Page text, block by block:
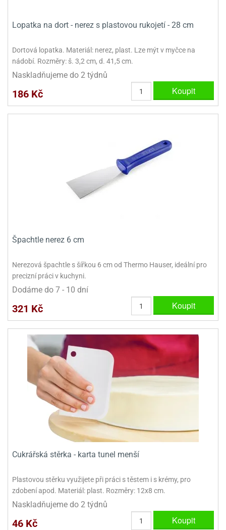
Lopatka na dort - nerez s plastovou rukojetí - 28 cm
Dortová lopatka. Materiál: nerez, plast. Lze mýt v myčce na
nádobí. Rozměry: š. 3,2 cm, d. 41,5 cm.
Naskladňujeme do 2 týdnů
186 Kč Koupit
Špachtle nerez 6 cm
Nerezová špachtle s šířkou 6 cm od Thermo Hauser, ideální pro
precizní práci v kuchyni.
Dodáme do 7 - 10 dní
321 Kč Koupit
Cukrářská stěrka - karta tunel menší
Plastovou stěrku využijete při práci s těstem i s krémy, pro
zdobení apod. Materiál: plast. Rozměry: 12x8 cm.
Naskladňujeme do 2 týdnů
46 Kč Koupit